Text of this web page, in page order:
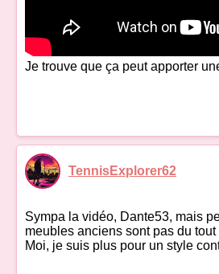
Je trouve que ça peut apporter
TennisExplorer62
Sympa la vidéo, Dante53, mais
meubles anciens sont pas du
Moi, je suis plus pour un style